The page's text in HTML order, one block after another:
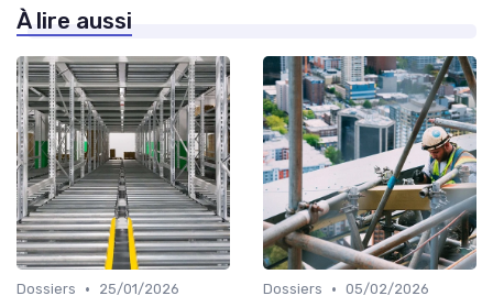
À lire aussi
Dossiers •
25/01/2026
Dossiers • 05/02/2026